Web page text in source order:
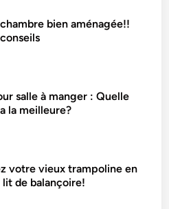
bien aménagée!!
salle à manger : Quelle
la meilleure?
votre vieux trampoline en
de balançoire!